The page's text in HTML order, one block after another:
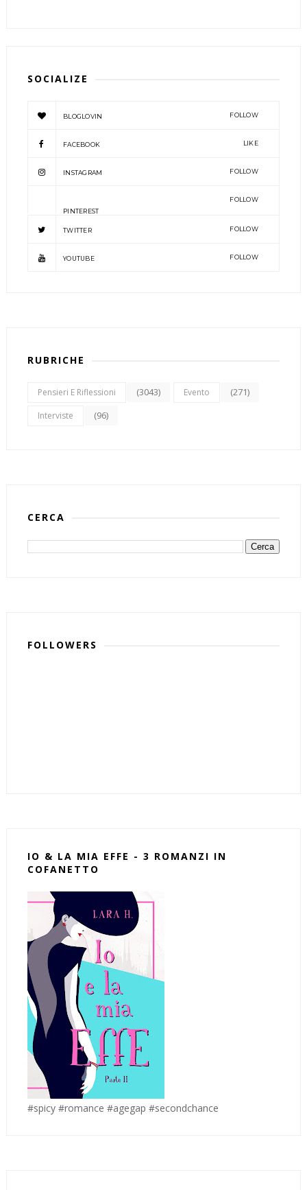
SOCIALIZE
BLOGLOVIN FOLLOW
FACEBOOK LIKE
INSTAGRAM FOLLOW
PINTEREST
FOLLOW
TWITTER FOLLOW
YOUTUBE FOLLOW
RUBRICHE
Pensieri E Riflessioni (3043) Evento (271)
Interviste (96)
CERCA
FOLLOWERS
IO & LA MIA EFFE - 3 ROMANZI IN
COFANETTO
#spicy #romance #agegap #secondchance